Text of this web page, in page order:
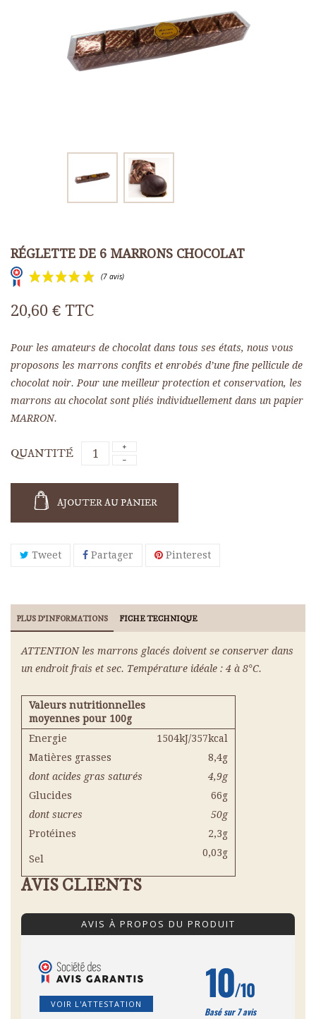
RÉGLETTE DE 6 MARRONS CHOCOLAT
(7 avis)
20,60 € TTC
Pour les amateurs de chocolat dans tous ses états, nous vous
proposons les marrons confits et enrobés d’une fine pellicule de
chocolat noir. Pour une meilleur protection et conservation, les
marrons au chocolat sont pliés individuellement dans un papier
MARRON.
QUANTITÉ
AJOUTER AU PANIER
Tweet Partager Pinterest
PLUS D'INFORMATIONS FICHE TECHNIQUE
ATTENTION les marrons glacés doivent se conserver dans
un endroit frais et sec. Température idéale : 4 à 8°C.
Valeurs nutritionnelles
moyennes pour 100g
Energie
1504kJ/357kcal
Matières grasses
8,4g
dont acides gras saturés
4,9g
Glucides
66g
dont sucres
50g
Protéines
2,3g
Sel
0,03g
AVIS CLIENTS
AVIS À PROPOS DU PRODUIT
VOIR L'ATTESTATION 10/10
Basé sur 7 avis